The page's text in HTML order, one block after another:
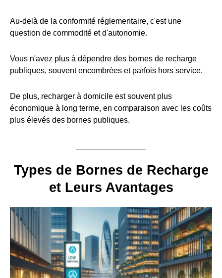
Au-delà de la conformité réglementaire, c'est une
question de commodité et d'autonomie.
Vous n'avez plus à dépendre des bornes de recharge
publiques, souvent encombrées et parfois hors service.
De plus, recharger à domicile est souvent plus
économique à long terme, en comparaison avec les coûts
plus élevés des bornes publiques.
Types de Bornes de Recharge
et Leurs Avantages